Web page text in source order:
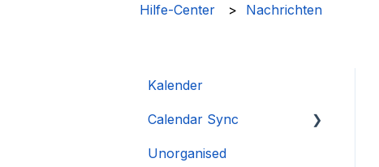
Hilfe-Center Nachrichten
Kalender
Calendar Sync
Importieren beliebter
Unorganised